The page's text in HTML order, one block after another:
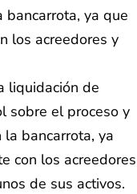
bancarrota, ya que
los acreedores y
liquidación de
sobre el proceso y
bancarrota, ya
con los acreedores
de sus activos.